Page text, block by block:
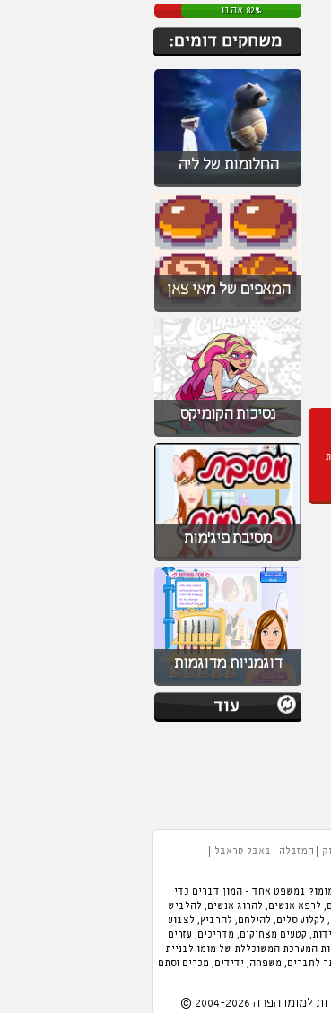
82% אהבו
החלומות של ליה
המאפים של מאי צאן
נסיכות הקומיקס
מסיבת פיג'מות
דוגמניות מדוגמות
המזבלה
באבל טראבל
במשפט אחד - המון דברים כדי
להיות מלצרים, לרפא אנשים, להרוג אנשים, להלביש
לקלוע סלים, להילחם, להרביץ, לצבוע
קטעים מצחיקים, מדריכים, עזרים
המערכת המשוכללת של מומו לבניית
לחברים, משפחה, ידידים, מכרים וסתם
הפרה 2004-2026 ©